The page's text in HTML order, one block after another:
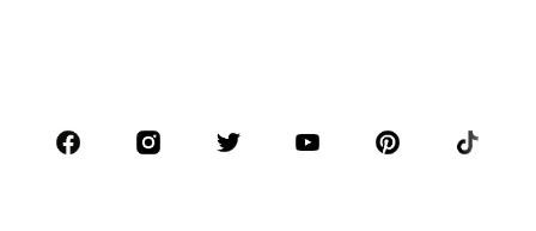
Accessoires
Premium